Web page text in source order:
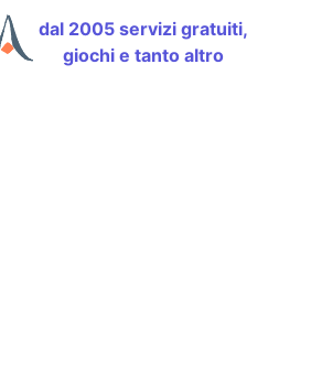
dal 2005 servizi gratuiti,
giochi e tanto altro